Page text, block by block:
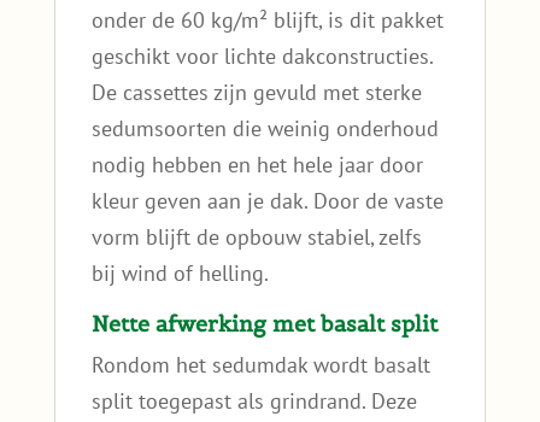
onder de 60 kg/m² blijft, is dit pakket
geschikt voor lichte dakconstructies.
De cassettes zijn gevuld met sterke
sedumsoorten die weinig onderhoud
nodig hebben en het hele jaar door
kleur geven aan je dak. Door de vaste
vorm blijft de opbouw stabiel, zelfs
bij wind of helling.
Nette afwerking met basalt split
Rondom het sedumdak wordt basalt
split toegepast als grindrand. Deze